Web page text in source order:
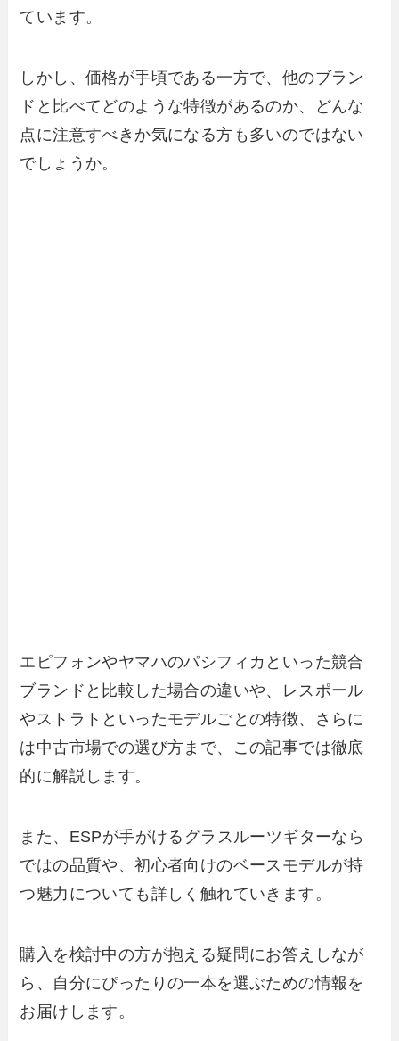
ています。
しかし、価格が手頃である一方で、他のブラン
ドと比べてどのような特徴があるのか、どんな
点に注意すべきか気になる方も多いのではない
でしょうか。
エピフォンやヤマハのパシフィカといった競合
ブランドと比較した場合の違いや、レスポール
やストラトといったモデルごとの特徴、さらに
は中古市場での選び方まで、この記事では徹底
的に解説します。
また、ESPが手がけるグラスルーツギターなら
ではの品質や、初心者向けのベースモデルが持
つ魅力についても詳しく触れていきます。
購入を検討中の方が抱える疑問にお答えしなが
ら、自分にぴったりの一本を選ぶための情報を
お届けします。